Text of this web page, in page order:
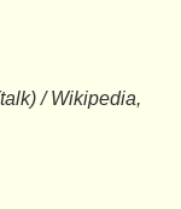
/ Wikipedia,